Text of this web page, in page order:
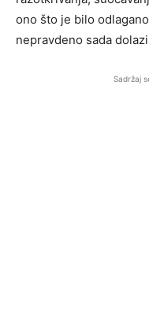
ono što je bilo
nepravdeno sada
Sadržaj